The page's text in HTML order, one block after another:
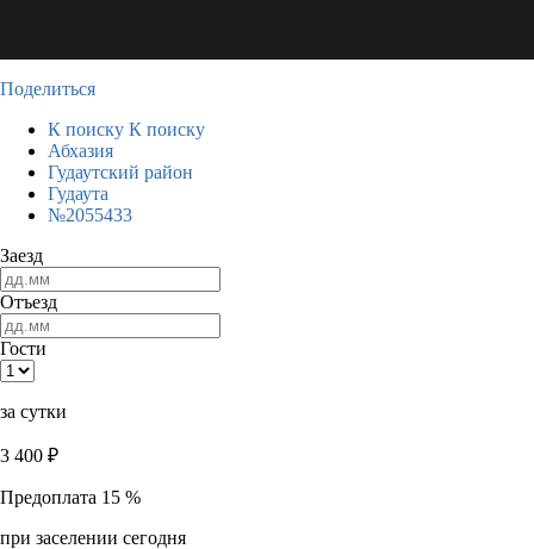
Поделиться
К поиску К поиску
Абхазия
Гудаутский район
Гудаута
№2055433
Заезд
Отъезд
Гости
за сутки
3 400 ₽
Предоплата 15 %
при заселении сегодня